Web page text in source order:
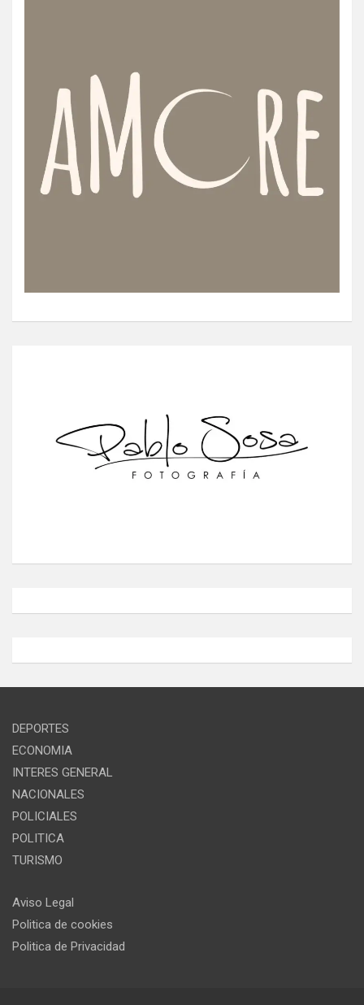
DEPORTES
ECONOMIA
INTERES GENERAL
NACIONALES
POLICIALES
POLITICA
TURISMO
Aviso Legal
Politica de cookies
Politica de Privacidad